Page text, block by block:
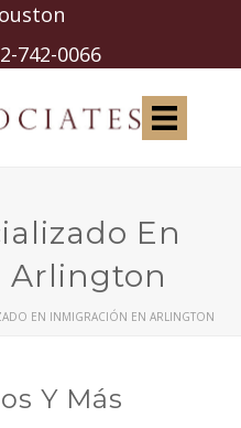
0066
En
Arlington
EN INMIGRACIÓN EN ARLINGTON
Y Más